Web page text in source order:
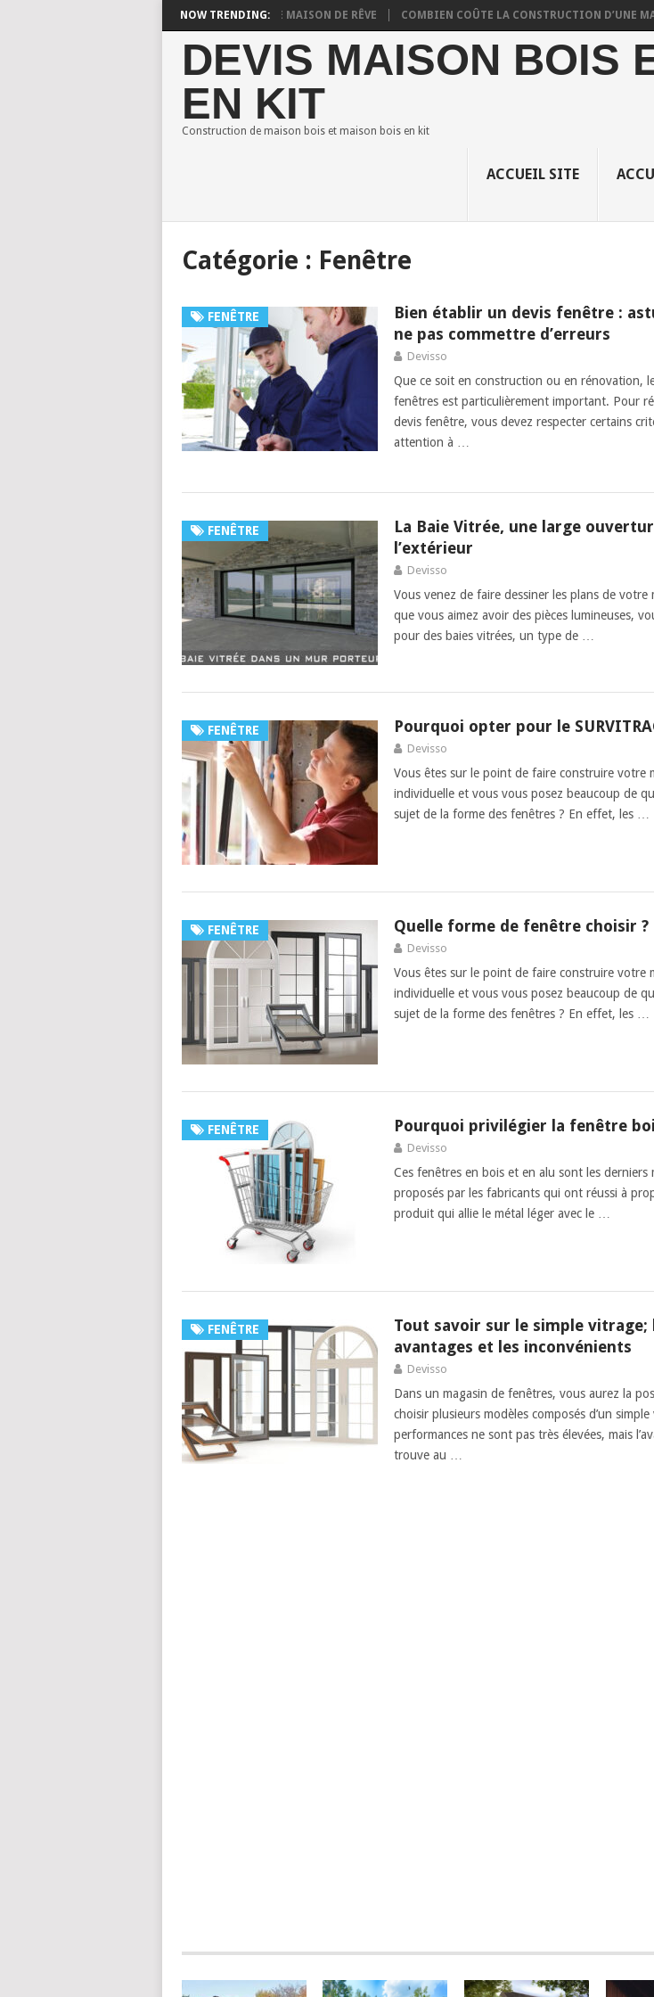
NOW TRENDING:
EN BOIS : STYLES POUR CONSTRUIRE VOTRE MAISON DE RÊVE COMBIEN COÛTE LA CONSTRUCTION D’UNE
DEVIS MAISON BOIS
EN KIT
Construction de maison bois et maison bois en kit
ACCUEIL SITE
Catégorie : Fenêtre
FENÊTRE
Bien établir un devis fenêtre :
ne pas commettre d’erreurs
Devisso
Que ce soit en construction ou en rénovation,
fenêtres est particulièrement important. Pour
devis fenêtre, vous devez respecter certains
attention à …
FENÊTRE
La Baie Vitrée, une large
l’extérieur
Devisso
Vous venez de faire dessiner les plans de votre
que vous aimez avoir des pièces lumineuses,
pour des baies vitrées, un type de …
FENÊTRE Pourquoi opter pour le
Devisso
Vous êtes sur le point de faire construire votre
individuelle et vous vous posez beaucoup de
sujet de la forme des fenêtres ? En effet, les …
FENÊTRE Quelle forme de fenêtre choisir ?
Devisso
Vous êtes sur le point de faire construire votre
individuelle et vous vous posez beaucoup de
sujet de la forme des fenêtres ? En effet, les …
FENÊTRE Pourquoi privilégier la fenêtre
Devisso
Ces fenêtres en bois et en alu sont les derniers
proposés par les fabricants qui ont réussi à
produit qui allie le métal léger avec le …
FENÊTRE
Tout savoir sur le simple vitrage;
avantages et les inconvénients
Devisso
Dans un magasin de fenêtres, vous aurez la
choisir plusieurs modèles composés d’un
performances ne sont pas très élevées, mais
trouve au …